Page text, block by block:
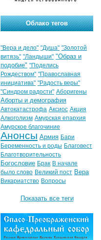
Облако тегов
"Вера и дело" "Душа" "Золотой
витязь" "Ландыши" "Образ и
подобие" "Поделись
Рождеством" "Православная
инициатива" "Радость веры"
"Синдром радости" Аборигены
Аборты и демография
Автокатастрофа Аксиос Акция
Алкоголизм Амурская епархия
Амурское благочиние
Анонсы Армия Бари
Беременность и роды Благовест
Благотворительность
Богословие Брак В начале
было слово Великий пост Вера
Викариатство Вопросы
Показать все теги